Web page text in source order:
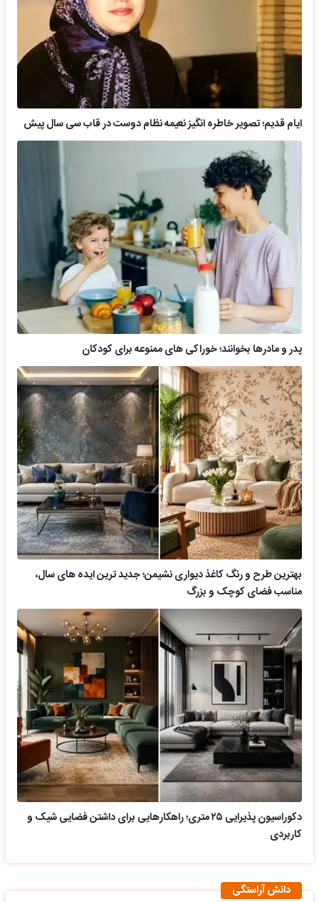
ایام قدیم؛ تصویر خاطره انگیز نعیمه نظام دوست در قاب سی سال پیش
پدر و مادرها بخوانند؛ خوراکی های ممنوعه برای کودکان
بهترین طرح و رنگ کاغذ دیواری نشیمن؛ جدید ترین ایده های سال،
مناسب فضای کوچک و بزرگ
دکوراسیون پذیرایی ۲۵ متری؛ راهکارهایی برای داشتن فضایی شیک و
کاربردی
دانش آراستگی